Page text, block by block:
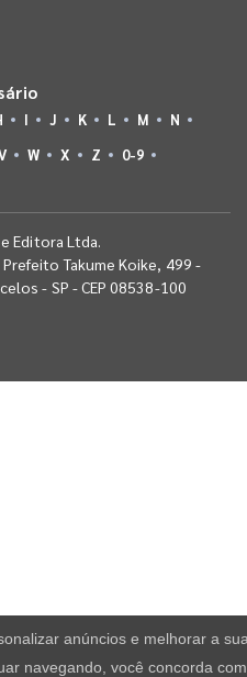
I J K L M
N
W X Z 0-9
Editora Ltda.
Takume Koike, 499 -
- SP - CEP 08538-100
anúncios e melhorar a
navegando, você concorda